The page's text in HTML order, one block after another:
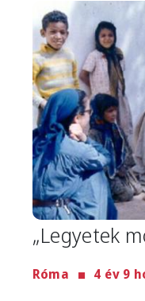
Image
„Legyetek
Róma 4 év 9